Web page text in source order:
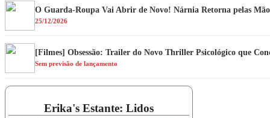
O Guarda-Roupa Vai Abrir de Novo! Nárnia Retorna pelas
25/12/2026
[Filmes] Obsessão: Trailer do Novo Thriller Psicológico que
Sem previsão de lançamento
Erika's Estante: Lidos